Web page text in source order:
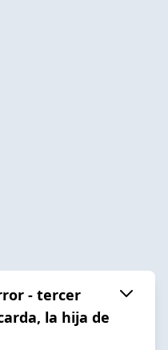
- tercer
la hija de